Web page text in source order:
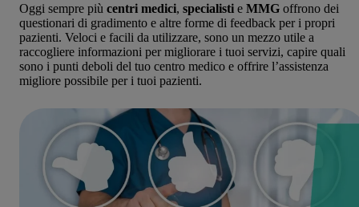
Oggi sempre più centri medici, specialisti e MMG offrono dei
questionari di gradimento e altre forme di feedback per i propri
pazienti. Veloci e facili da utilizzare, sono un mezzo utile a
raccogliere informazioni per migliorare i tuoi servizi, capire quali
sono i punti deboli del tuo centro medico e offrire l’assistenza
migliore possibile per i tuoi pazienti.